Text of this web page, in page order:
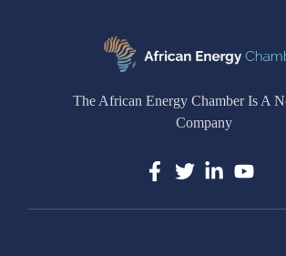
The African Energy Chamber Is A
Company